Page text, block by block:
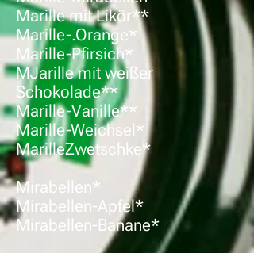
Marille mit Likör**
Marille-.Orange*
Marille-Pfirsich*
MJarille mit weißer
Schokolade**
Marille-Vanille**
Marille-Weichsel*
MarilleZwetschke*
Mirabellen*
Mirabellen-Apfel*
Mirabellen-Banane*